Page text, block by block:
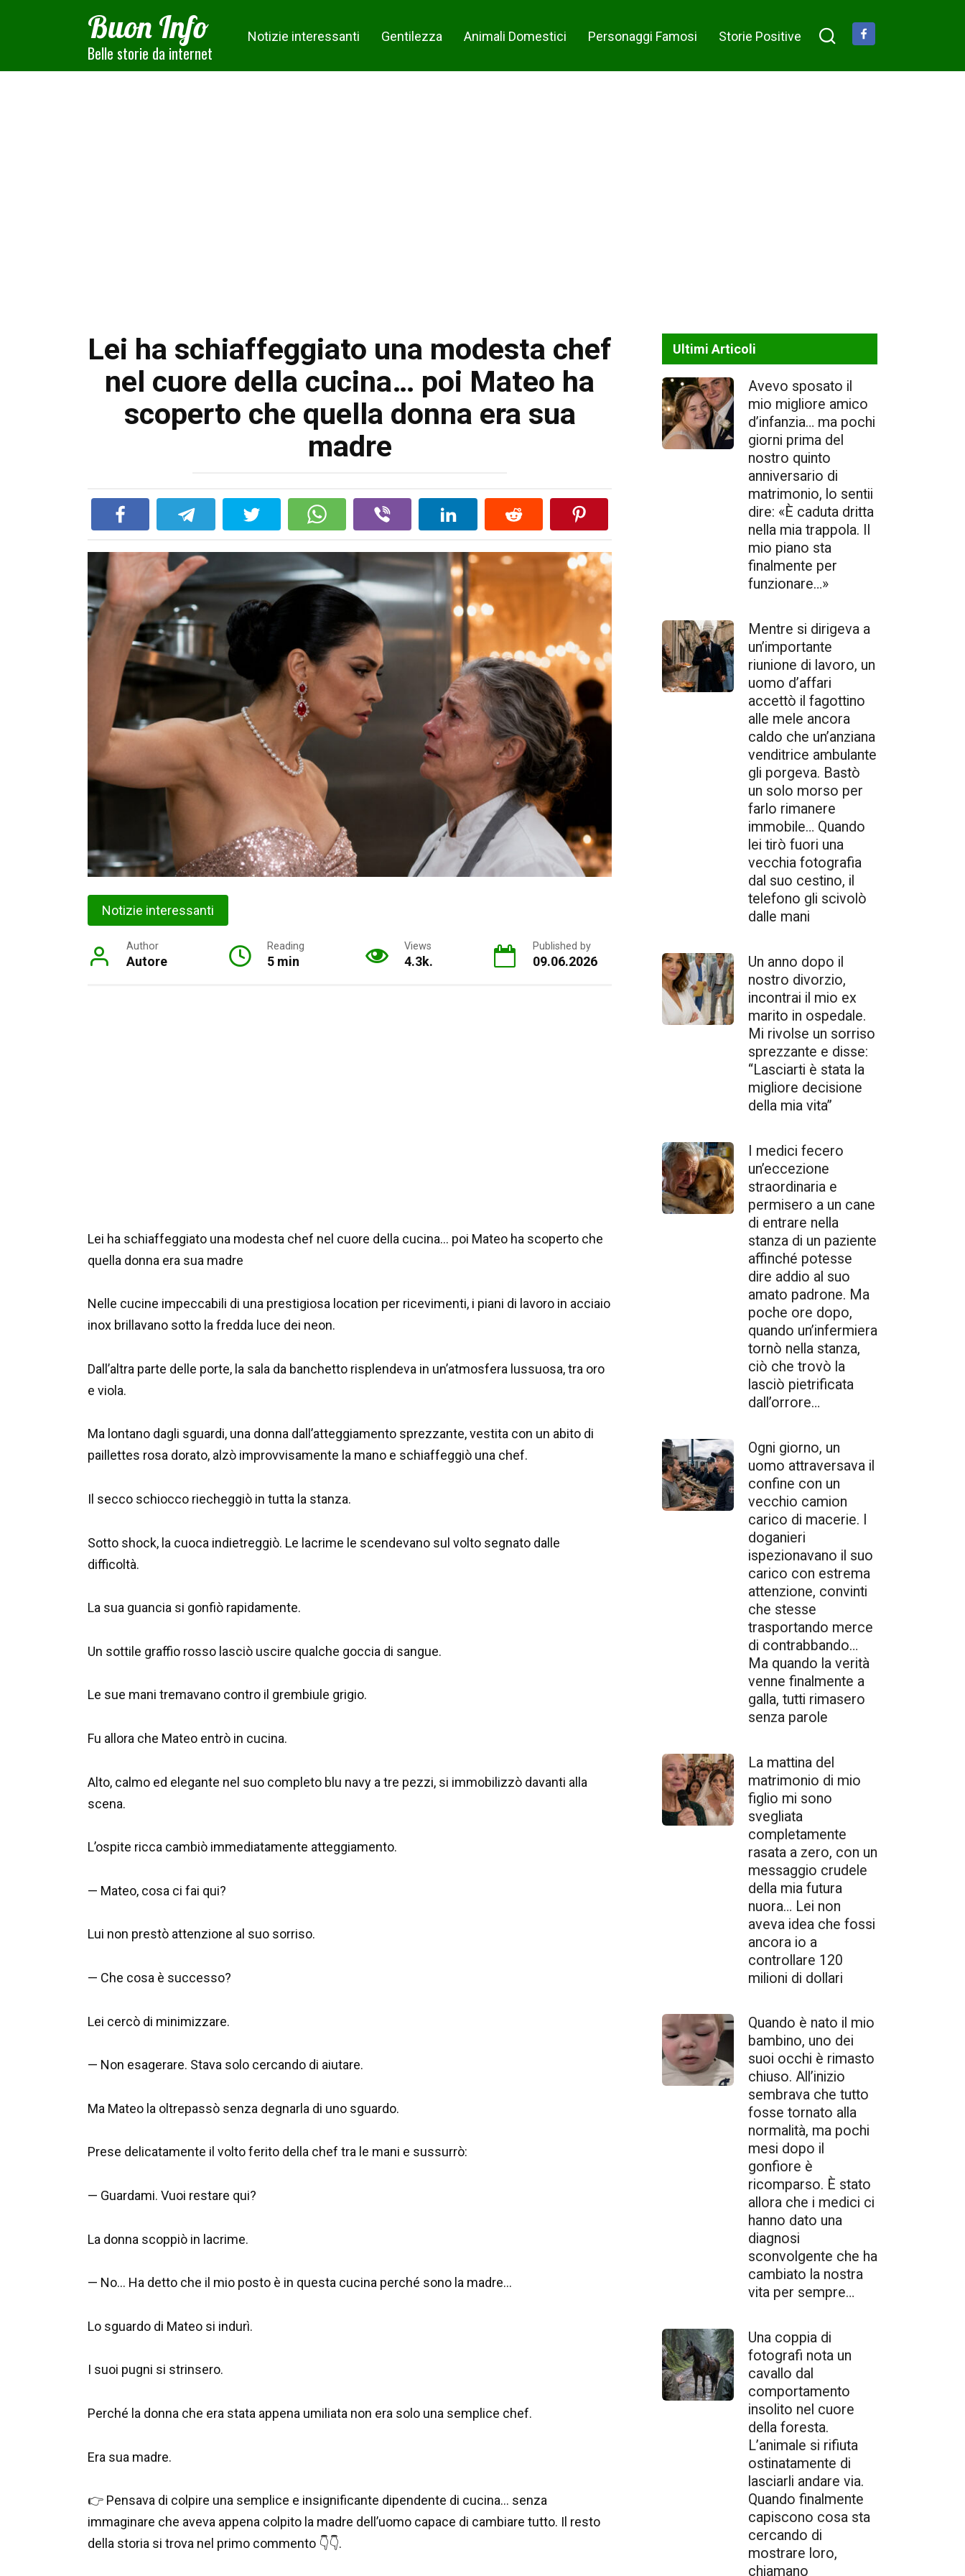
Buon Info
Belle storie da internet
Notizie interessanti Gentilezza Animali Domestici Personaggi Famosi Storie Positive
Lei ha schiaffeggiato una modesta chef
nel cuore della cucina… poi Mateo ha
scoperto che quella donna era sua
madre
Notizie interessanti
Author
Autore
Reading
5 min
Views
4.3k.
Published by
09.06.2026
Lei ha schiaffeggiato una modesta chef nel cuore della cucina… poi Mateo ha scoperto che
quella donna era sua madre
Nelle cucine impeccabili di una prestigiosa location per ricevimenti, i piani di lavoro in acciaio
inox brillavano sotto la fredda luce dei neon.
Dall’altra parte delle porte, la sala da banchetto risplendeva in un’atmosfera lussuosa, tra oro
e viola.
Ma lontano dagli sguardi, una donna dall’atteggiamento sprezzante, vestita con un abito di
paillettes rosa dorato, alzò improvvisamente la mano e schiaffeggiò una chef.
Il secco schiocco riecheggiò in tutta la stanza.
Sotto shock, la cuoca indietreggiò. Le lacrime le scendevano sul volto segnato dalle
difficoltà.
La sua guancia si gonfiò rapidamente.
Un sottile graffio rosso lasciò uscire qualche goccia di sangue.
Le sue mani tremavano contro il grembiule grigio.
Fu allora che Mateo entrò in cucina.
Alto, calmo ed elegante nel suo completo blu navy a tre pezzi, si immobilizzò davanti alla
scena.
L’ospite ricca cambiò immediatamente atteggiamento.
— Mateo, cosa ci fai qui?
Lui non prestò attenzione al suo sorriso.
— Che cosa è successo?
Lei cercò di minimizzare.
— Non esagerare. Stava solo cercando di aiutare.
Ma Mateo la oltrepassò senza degnarla di uno sguardo.
Prese delicatamente il volto ferito della chef tra le mani e sussurrò:
— Guardami. Vuoi restare qui?
La donna scoppiò in lacrime.
— No… Ha detto che il mio posto è in questa cucina perché sono la madre…
Lo sguardo di Mateo si indurì.
I suoi pugni si strinsero.
Perché la donna che era stata appena umiliata non era solo una semplice chef.
Era sua madre.
👉 Pensava di colpire una semplice e insignificante dipendente di cucina… senza
immaginare che aveva appena colpito la madre dell’uomo capace di cambiare tutto. Il resto
della storia si trova nel primo commento 👇👇.
Ultimi Articoli
Avevo sposato il
mio migliore amico
d’infanzia… ma pochi
giorni prima del
nostro quinto
anniversario di
matrimonio, lo sentii
dire: «È caduta dritta
nella mia trappola. Il
mio piano sta
finalmente per
funzionare…»
Mentre si dirigeva a
un’importante
riunione di lavoro, un
uomo d’affari
accettò il fagottino
alle mele ancora
caldo che un’anziana
venditrice ambulante
gli porgeva. Bastò
un solo morso per
farlo rimanere
immobile… Quando
lei tirò fuori una
vecchia fotografia
dal suo cestino, il
telefono gli scivolò
dalle mani
Un anno dopo il
nostro divorzio,
incontrai il mio ex
marito in ospedale.
Mi rivolse un sorriso
sprezzante e disse:
“Lasciarti è stata la
migliore decisione
della mia vita”
I medici fecero
un’eccezione
straordinaria e
permisero a un cane
di entrare nella
stanza di un paziente
affinché potesse
dire addio al suo
amato padrone. Ma
poche ore dopo,
quando un’infermiera
tornò nella stanza,
ciò che trovò la
lasciò pietrificata
dall’orrore…
Ogni giorno, un
uomo attraversava il
confine con un
vecchio camion
carico di macerie. I
doganieri
ispezionavano il suo
carico con estrema
attenzione, convinti
che stesse
trasportando merce
di contrabbando…
Ma quando la verità
venne finalmente a
galla, tutti rimasero
senza parole
La mattina del
matrimonio di mio
figlio mi sono
svegliata
completamente
rasata a zero, con un
messaggio crudele
della mia futura
nuora… Lei non
aveva idea che fossi
ancora io a
controllare 120
milioni di dollari
Quando è nato il mio
bambino, uno dei
suoi occhi è rimasto
chiuso. All’inizio
sembrava che tutto
fosse tornato alla
normalità, ma pochi
mesi dopo il
gonfiore è
ricomparso. È stato
allora che i medici ci
hanno dato una
diagnosi
sconvolgente che ha
cambiato la nostra
vita per sempre…
Una coppia di
fotografi nota un
cavallo dal
comportamento
insolito nel cuore
della foresta.
L’animale si rifiuta
ostinatamente di
lasciarli andare via.
Quando finalmente
capiscono cosa sta
cercando di
mostrare loro,
chiamano